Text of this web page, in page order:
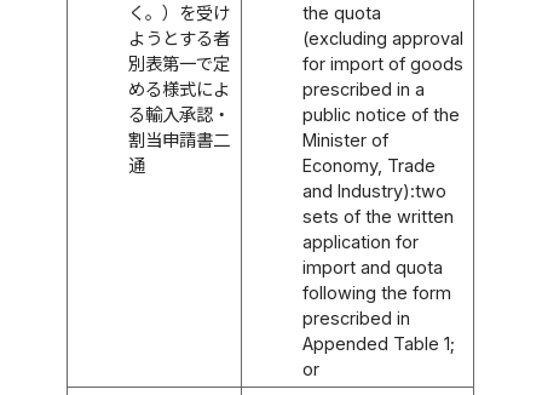
く。）を受け
ようとする者
別表第一で定
める様式によ
る輸入承認・
割当申請書二
通
the quota
(excluding approval
for import of goods
prescribed in a
public notice of the
Minister of
Economy, Trade
and Industry):two
sets of the written
application for
import and quota
following the form
prescribed in
Appended Table 1;
or